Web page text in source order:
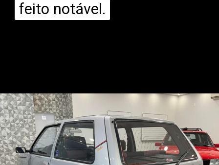
feito notável.
feito notável.
Opening